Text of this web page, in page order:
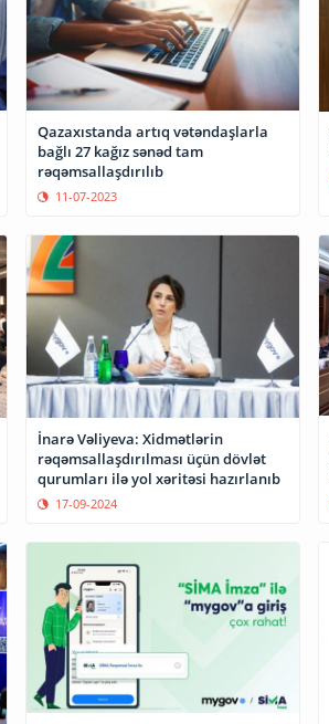
Qazaxıstanda artıq vətəndaşlarla
bağlı 27 kağız sənəd tam
rəqəmsallaşdırılıb
11-07-2023
İnarə Vəliyeva: Xidmətlərin
rəqəmsallaşdırılması üçün dövlət
qurumları ilə yol xəritəsi hazırlanıb
17-09-2024